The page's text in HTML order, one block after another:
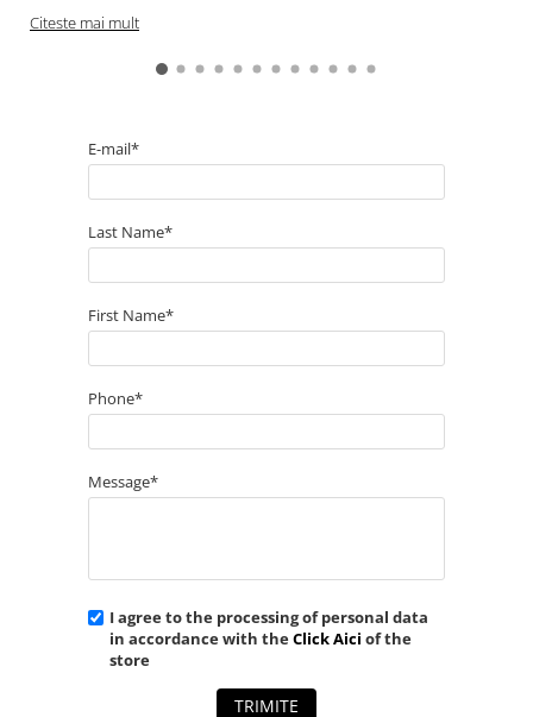
Citeste mai mult
E-mail*
Last Name*
First Name*
Phone*
Message*
I agree to the processing of personal data
in accordance with theClick Aici of the
store
TRIMITE